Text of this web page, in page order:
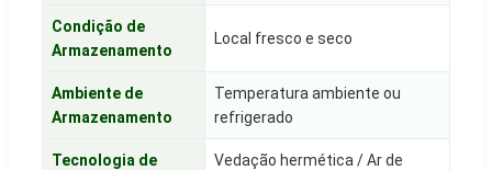
Condição de
Armazenamento
Local fresco e seco
Ambiente de
Armazenamento
Temperatura ambiente ou
refrigerado
Tecnologia de
Vedação hermética / Ar de